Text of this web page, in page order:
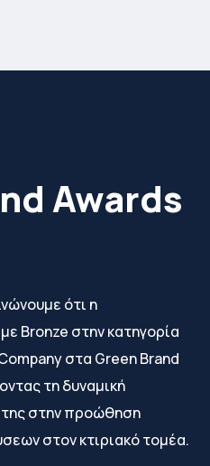
Awards
ότι η
Bronze στην κατηγορία
στα Green Brand
τη δυναμική
της στην προώθηση
στον κτιριακό τομέα.